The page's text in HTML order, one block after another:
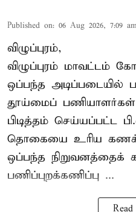
Published on: 06 Aug 2026, 7:09
விழுப்புரம்,
விழுப்புரம் மாவட்டம்
ஒப்பந்த அடிப்படையில்
தூய்மைப் பணியாளர்கள்
பிடித்தம் செய்யப்பட்ட
தொகையை உரிய
ஒப்பந்த நிறுவனத்தைக்
பணிப்புறக்கணிப்பு ...